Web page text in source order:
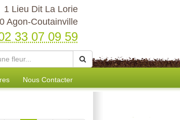
1 Lieu Dit La Lorie
Agon-Coutainville
33 07 09 59
Nous Contacter